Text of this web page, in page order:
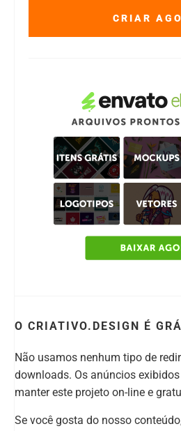
CRIAR
O CRIATIVO.DESIGN É
Não usamos nenhum tipo de
downloads. Os anúncios
manter este projeto on-line e
Se você gosta do nosso